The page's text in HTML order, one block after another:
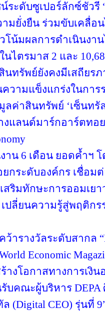
ระดับซูเปอร์ลักซ์ชัว
มยั่งยืน ร่วมขับเคลื่อ
โน้มผลการดำเนินงา
นไตรมาส 2 และ
ทรัพย์ยังคงมีเสถียรภ
วามแข็งแกร่งในการ
ลค่าสินทรัพย์ ‘เซ็นทรั
งแลนด์มาร์กอาร์ตทอ
าน 6 เดือน ยอดค้ำฯ
กระดับองค์กร เชื่อมต่
ริมทักษะการออมเยา
เปลี่ยนความรู้สู่พฤติ
ารางวัลระดับสากล
Economic
างโอกาสทางการเงิน
บคณะผู้บริหาร
(Digital CEO) รุ่นที่